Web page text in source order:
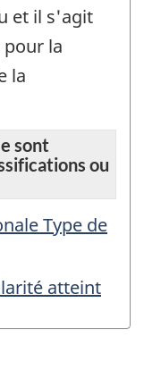
et il s'agit
la
la
sont
ou
Type de
atteint